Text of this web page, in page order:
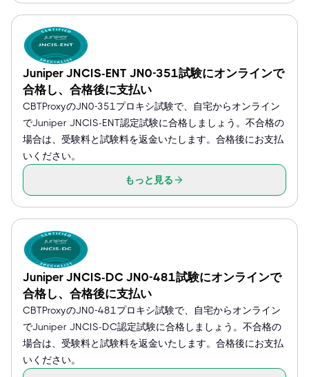
Juniper JNCIS-ENT JN0-351試験にオンラインで
合格し、合格後に支払い
CBTProxyのJN0-351プロキシ試験で、自宅からオンライン
でJuniper JNCIS-ENT認定試験に合格しましょう。不合格の
場合は、受験料と試験料を返金いたします。合格後にお支払
いください。
もっと見る
Juniper JNCIS-DC JN0-481試験にオンラインで
合格し、合格後に支払い
CBTProxyのJN0-481プロキシ試験で、自宅からオンライン
でJuniper JNCIS-DC認定試験に合格しましょう。不合格の
場合は、受験料と試験料を返金いたします。合格後にお支払
いください。